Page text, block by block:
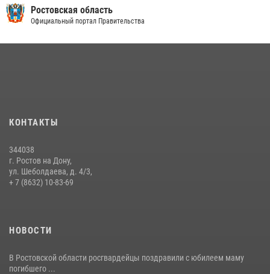
продажи
13 июля 2026, 10:22
В донской столице Росгвардия приняла участие в оперативно-
профилактических мероприятиях в районе рынков «Темерник»
27 июля 2026, 12:35
Ростовская область
Официальный портал Правительства
КОНТАКТЫ
344038
г. Ростов на Дону,
ул. Шеболдаева, д. 4/3,
+ 7 (8632) 10-83-69
НОВОСТИ
В Ростовской области росгвардейцы поздравили с юбилеем маму
погибшего ...